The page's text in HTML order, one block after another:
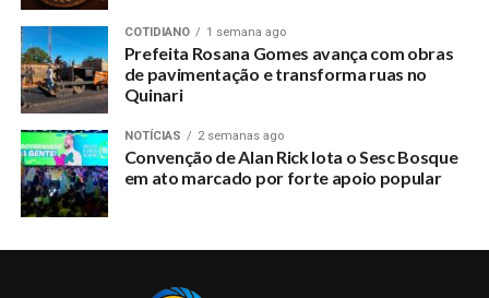
COTIDIANO 1 semana ago
Prefeita Rosana Gomes avança com obras
de pavimentação e transforma ruas no
Quinari
NOTÍCIAS 2 semanas ago
Convenção de Alan Rick lota o Sesc Bosque
em ato marcado por forte apoio popular